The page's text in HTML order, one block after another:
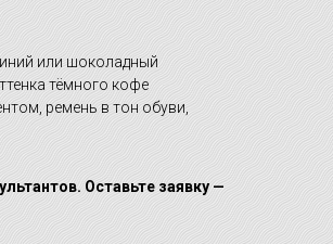
или шоколадный
тёмного кофе
ремень в тон обуви,
Оставьте заявку —